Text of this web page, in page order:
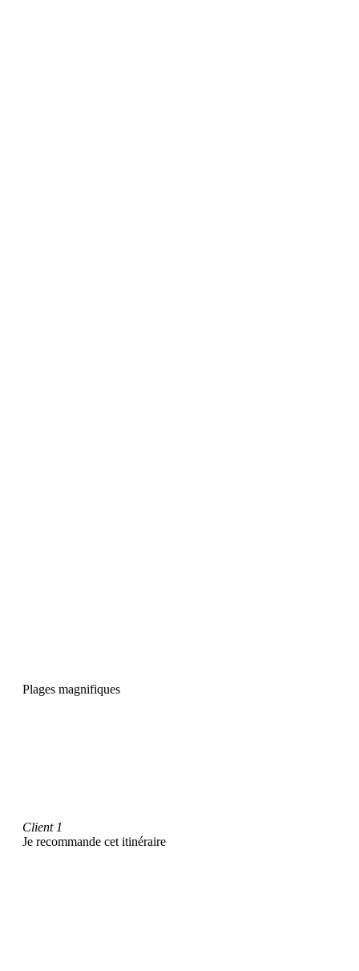
Plages magnifiques
Client 1
Je recommande cet itinéraire